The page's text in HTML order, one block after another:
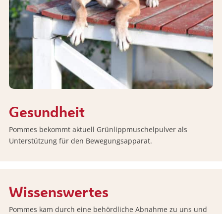
Gesundheit
Pommes bekommt aktuell Grünlippmuschelpulver als
Unterstützung für den Bewegungsapparat.
Wissenswertes
Pommes kam durch eine behördliche Abnahme zu uns und